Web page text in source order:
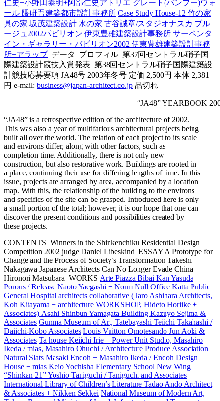
仁史+小野田泰明+阿部仁史アトリエ グレート(バンブー)ウォ
ール 隈研吾建築都市設計事務所 Case Study House-12 竹の家
具の家 坂茂建築設計 水の家 古谷誠章/スタジオナスカ ブル
ージュ2002パビリオン 伊東豊雄建築設計事務所 サーペンタ
イン・ギャラリー・パビリオン2002 伊東豊雄建築設計事務
所+アラップ データ プロフィル 第37回セントラル硝子国
際建築設計競技入賞発表 第38回セントラル硝子国際建築設
計競技応募要項 JA48号 2003年冬号 定価 2,500円 本体 2,381
円 e-mail: business@japan-architect.co.jp 品切れ
“JA48” YEARBOOK
“JA48” is a retrospective edition of the architecture of 2002.
This was also a year of multifarious architectural projects being
built all over the world. The relation of each project to its scale
and environs differ, along with other factors, such as
completion time. Additionally, there is not only new
construction, but also restorative work. Buildings are rooted in
a place, continuing their use for differing lengths of time. In this
issue, projects are arranged by area, accompanied by a location
map. With this, the relationship of the building to the environs
and specifics of the site can be grasped. Introduced here is only
a small portion of the total; however, it is our hope that one can
discover the present conditions and possibilities created by
these projects.
CONTENTS Winners in the Shinkenchiku Residential Design
Competition 2002 judge Daniel Libeskind ESSAY A Prototype for
Change and the Process of Society’s Transformation Takeshi
Nakagawa Japanese Architects Can No Longer Evade China
Hironori Matsubara WORKS Arte Piazza Bibai Kan Yasuda
Porous / Release Naoto Yaegashi + Norm Null Office Katta Public
General Hospital architects collaborative (Taro Ashihara Architects,
Koh Kitayama + architecture WORKSHOP, Hideto Horiike +
Associates) Asahi Shinbun Yamagata Building Kazuyo Sejima &
Associates Gunma Museum of Art, Tatebayashi Teiichi Takahashi /
Daiichi-Kobo Associates Louis Vuitton Omotesando Jun Aoki &
Associates Ta house Keiichi Irie + Power Unit Studio, Masahiro
Ikeda / mias, Masahiro Ohuchi / Architecture Produce Association
Natural Slats Masaki Endoh + Masahiro Ikeda / Endoh Design
House + mias Keio Yochisha Elementary School New Wing
“Shinkan 21” Yoshio Taniguchi / Taniguchi and Associates
International Library of Children’s Literature Tadao Ando Architect
& Associates + Nikken Sekkei National Museum of Modern Art,